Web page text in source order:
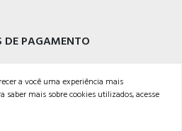
DE PAGAMENTO
LTDA
a você uma experiência mais
saber mais sobre cookies utilizados, acesse